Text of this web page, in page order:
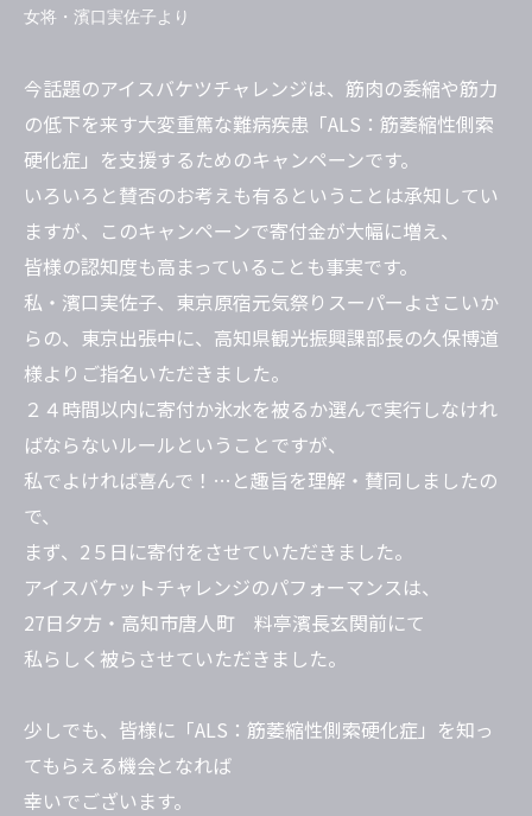
女将・濱口実佐子より
今話題のアイスバケツチャレンジは、筋肉の委縮や筋力
の低下を来す大変重篤な難病疾患「ALS：筋萎縮性側索
硬化症」を支援するためのキャンペーンです。
いろいろと賛否のお考えも有るということは承知してい
ますが、このキャンペーンで寄付金が大幅に増え、
皆様の認知度も高まっていることも事実です。
私・濱口実佐子、東京原宿元気祭りスーパーよさこいか
らの、東京出張中に、高知県観光振興課部長の久保博道
様よりご指名いただきました。
２４時間以内に寄付か氷水を被るか選んで実行しなけれ
ばならないルールということですが、
私でよければ喜んで！…と趣旨を理解・賛同しましたの
で、
まず、2５日に寄付をさせていただきました。
アイスバケットチャレンジのパフォーマンスは、
27日夕方・高知市唐人町 料亭濱長玄関前にて
私らしく被らさせていただきました。
少しでも、皆様に「ALS：筋萎縮性側索硬化症」を知っ
てもらえる機会となれば
幸いでございます。